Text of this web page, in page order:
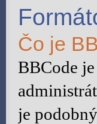
Čo je
BBCode
je